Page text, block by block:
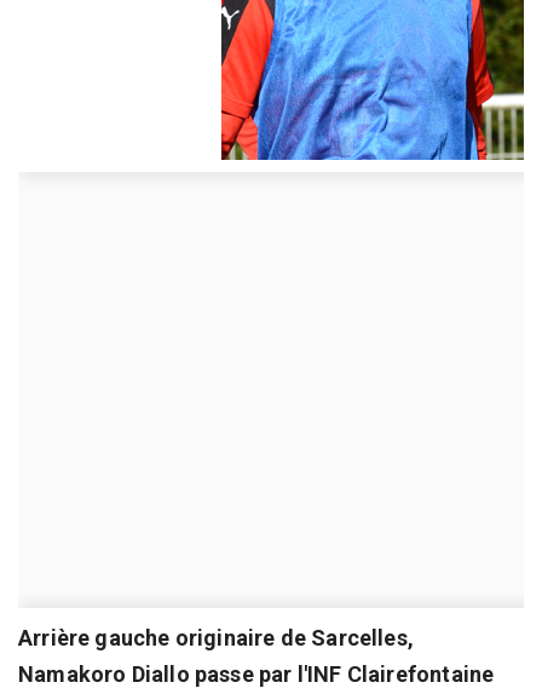
Arrière gauche originaire de Sarcelles,
Namakoro Diallo passe par l'INF Clairefontaine